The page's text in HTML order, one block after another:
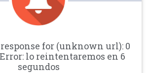
for (unknown url): 0
lo reintentaremos en 6
segundos